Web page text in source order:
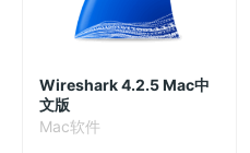
Wireshark 4.2.5 Mac中
文版
Mac软件